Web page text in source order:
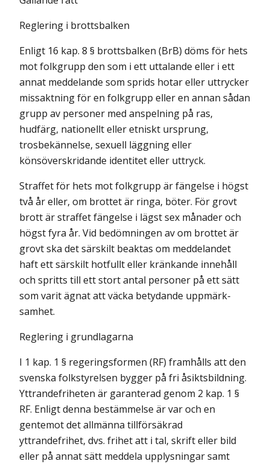
Reglering i brottsbalken
Enligt 16 kap. 8 § brottsbalken (BrB) döms för hets
mot folkgrupp den som i ett uttalande eller i ett
annat meddelande som sprids hotar eller uttrycker
missaktning för en folkgrupp eller en annan sådan
grupp av personer med anspelning på ras,
hudfärg, nationellt eller etniskt ursprung,
trosbekännelse, sexuell läggning eller
könsöverskridande identitet eller uttryck.
Straffet för hets mot folkgrupp är fängelse i högst
två år eller, om brottet är ringa, böter. För grovt
brott är straffet fängelse i lägst sex månader och
högst fyra år. Vid bedömningen av om brottet är
grovt ska det särskilt beaktas om meddelandet
haft ett särskilt hotfullt eller kränkande innehåll
och spritts till ett stort antal personer på ett sätt
som varit ägnat att väcka betydande uppmärk­
samhet.
Reglering i grundlagarna
I 1 kap. 1 § regeringsformen (RF) framhålls att den
svenska folkstyrelsen bygger på fri åsiktsbildning.
Yttrandefriheten är garanterad genom 2 kap. 1 §
RF. Enligt denna bestämmelse är var och en
gentemot det allmänna tillförsäkrad
yttrandefrihet, dvs. frihet att i tal, skrift eller bild
eller på annat sätt meddela upplysningar samt